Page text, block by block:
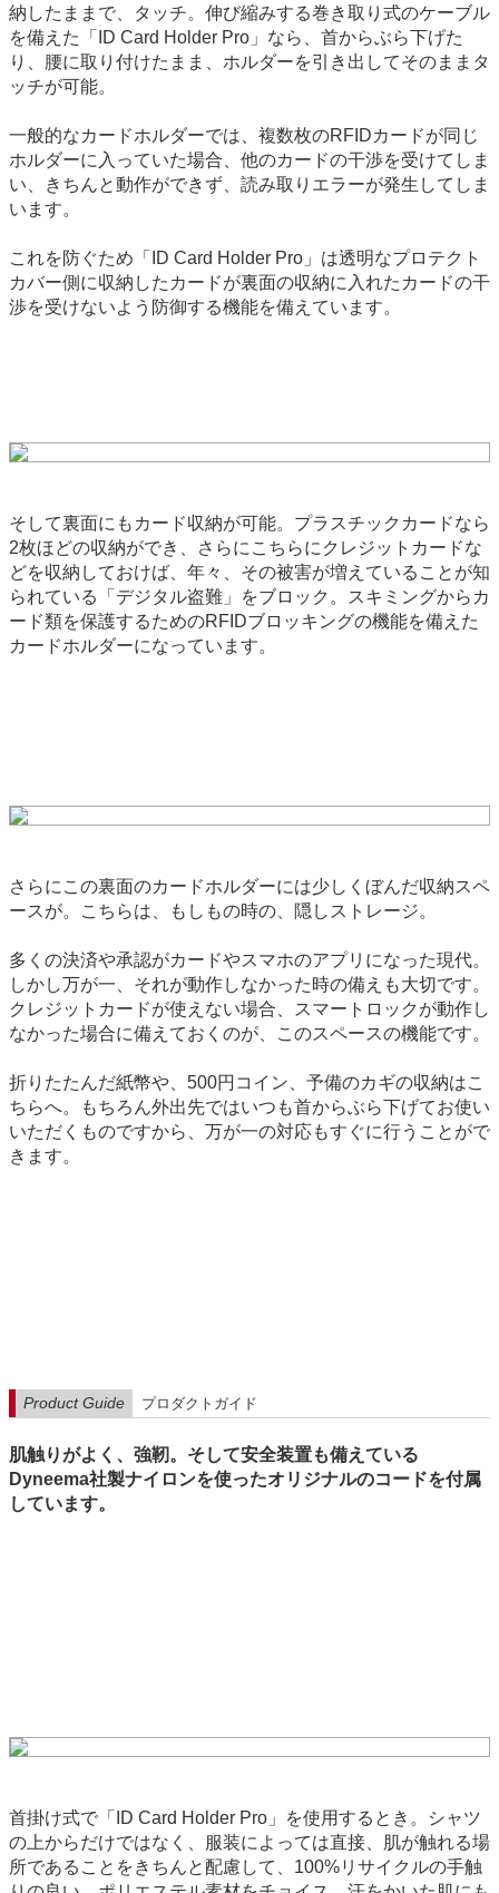
納したままで、タッチ。伸び縮みする巻き取り式のケーブル
を備えた「ID Card Holder Pro」なら、首からぶら下げた
り、腰に取り付けたまま、ホルダーを引き出してそのままタ
ッチが可能。
一般的なカードホルダーでは、複数枚のRFIDカードが同じ
ホルダーに入っていた場合、他のカードの干渉を受けてしま
い、きちんと動作ができず、読み取りエラーが発生してしま
います。
これを防ぐため「ID Card Holder Pro」は透明なプロテクト
カバー側に収納したカードが裏面の収納に入れたカードの干
渉を受けないよう防御する機能を備えています。
そして裏面にもカード収納が可能。プラスチックカードなら
2枚ほどの収納ができ、さらにこちらにクレジットカードな
どを収納しておけば、年々、その被害が増えていることが知
られている「デジタル盗難」をブロック。スキミングからカ
ード類を保護するためのRFIDブロッキングの機能を備えた
カードホルダーになっています。
さらにこの裏面のカードホルダーには少しくぼんだ収納スペ
ースが。こちらは、もしもの時の、隠しストレージ。
多くの決済や承認がカードやスマホのアプリになった現代。
しかし万が一、それが動作しなかった時の備えも大切です。
クレジットカードが使えない場合、スマートロックが動作し
なかった場合に備えておくのが、このスペースの機能です。
折りたたんだ紙幣や、500円コイン、予備のカギの収納はこ
ちらへ。もちろん外出先ではいつも首からぶら下げてお使い
いただくものですから、万が一の対応もすぐに行うことがで
きます。
Product Guide プロダクトガイド
肌触りがよく、強靭。そして安全装置も備えている
Dyneema社製ナイロンを使ったオリジナルのコードを付属
しています。
首掛け式で「ID Card Holder Pro」を使用するとき。シャツ
の上からだけではなく、服装によっては直接、肌が触れる場
所であることをきちんと配慮して、100%リサイクルの手触